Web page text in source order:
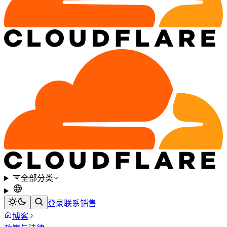
全部分类
登录联系销售
博客